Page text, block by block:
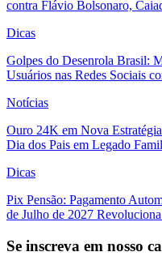
contra Flávio Bolsonaro,
Dicas
Golpes do Desenrola Brasil:
Usuários nas Redes Sociais
Notícias
Ouro 24K em Nova
Dia dos Pais em Legado
Dicas
Pix Pensão: Pagamento
de Julho de 2027
Se inscreva em nosso